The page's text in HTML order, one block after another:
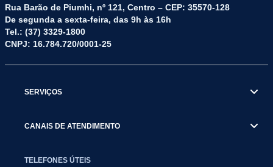
Rua Barão de Piumhi, nº 121, Centro – CEP: 35570-128
De segunda a sexta-feira, das 9h às 16h
Tel.: (37) 3329-1800
CNPJ: 16.784.720/0001-25
SERVIÇOS
CANAIS DE ATENDIMENTO
TELEFONES ÚTEIS